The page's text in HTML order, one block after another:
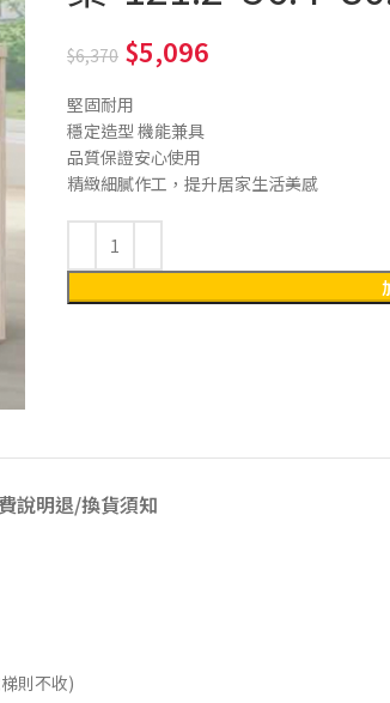
6,370 5,096
堅固耐用
穩定造型 機能兼具
品質保證安心使用
精緻細膩作工，提升居家生活美感
說明退/換貨須知
則不收)